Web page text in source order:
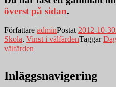
överst på sidan.
Författare adminPostat 2012-10-30
Skola, Vinst i välfärdenTaggar
välfärden
Inläggsnavigering